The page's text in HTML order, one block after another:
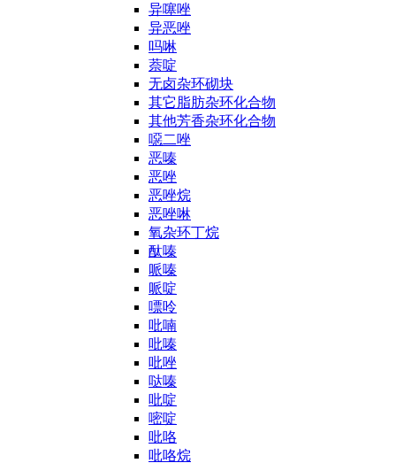
异噻唑
异恶唑
吗啉
萘啶
无卤杂环砌块
其它脂肪杂环化合物
其他芳香杂环化合物
噁二唑
恶嗪
恶唑
恶唑烷
恶唑啉
氧杂环丁烷
酞嗪
哌嗪
哌啶
嘌呤
吡喃
吡嗪
吡唑
哒嗪
吡啶
嘧啶
吡咯
吡咯烷